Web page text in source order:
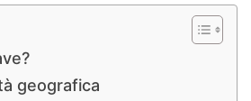
geografica